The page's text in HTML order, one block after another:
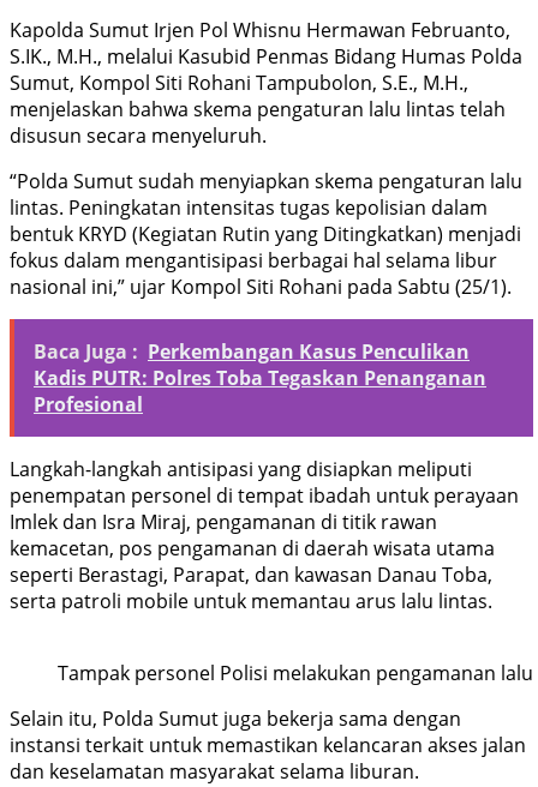
Kapolda Sumut Irjen Pol Whisnu Hermawan Februanto,
S.IK., M.H., melalui Kasubid Penmas Bidang Humas Polda
Sumut, Kompol Siti Rohani Tampubolon, S.E., M.H.,
menjelaskan bahwa skema pengaturan lalu lintas telah
disusun secara menyeluruh.
“Polda Sumut sudah menyiapkan skema pengaturan lalu
lintas. Peningkatan intensitas tugas kepolisian dalam
bentuk KRYD (Kegiatan Rutin yang Ditingkatkan) menjadi
fokus dalam mengantisipasi berbagai hal selama libur
nasional ini,” ujar Kompol Siti Rohani pada Sabtu (25/1).
Baca Juga : Perkembangan Kasus Penculikan
Kadis PUTR: Polres Toba Tegaskan Penanganan
Profesional
Langkah-langkah antisipasi yang disiapkan meliputi
penempatan personel di tempat ibadah untuk perayaan
Imlek dan Isra Miraj, pengamanan di titik rawan
kemacetan, pos pengamanan di daerah wisata utama
seperti Berastagi, Parapat, dan kawasan Danau Toba,
serta patroli mobile untuk memantau arus lalu lintas.
Tampak personel Polisi melakukan pengamanan
Selain itu, Polda Sumut juga bekerja sama dengan
instansi terkait untuk memastikan kelancaran akses jalan
dan keselamatan masyarakat selama liburan.